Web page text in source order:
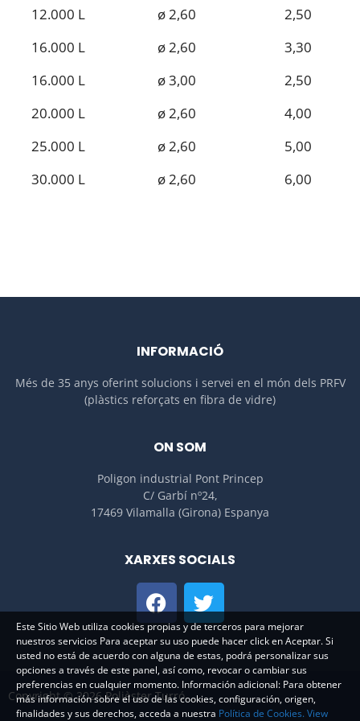
12.000 L
ø 2,60
2,50
16.000 L
ø 2,60
3,30
16.000 L
ø 3,00
2,50
20.000 L
ø 2,60
4,00
25.000 L
ø 2,60
5,00
30.000 L
ø 2,60 6,00
INFORMACIÓ
Més de 35 anys oferint solucions i servei en el món dels PRFV
(plàstics reforçats en fibra de vidre)
ON SOM
Poligon industrial Pont Princep
C/ Garbí nº24,
17469 Vilamalla (Girona) Espanya
XARXES SOCIALS
Copyright © 2026 Polièster Turró
Este Sitio Web utiliza cookies propias y de terceros para mejorar
nuestros servicios Para aceptar su uso puede hacer click en Aceptar. Si
usted no está de acuerdo con alguna de estas, podrá personalizar sus
opciones a través de este panel, así como, revocar o cambiar sus
preferencias en cualquier momento. Información adicional: Para obtener
más información sobre el uso de las cookies, configuración, origen,
finalidades y sus derechos, acceda a nuestra Política de Cookies.View